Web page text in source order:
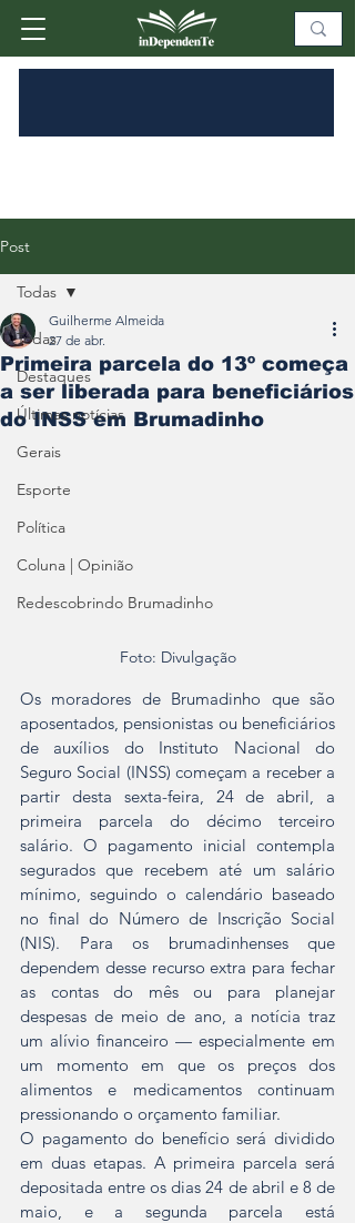
Post
Todas
Destaques
Últimas notícias
Gerais
Esporte
Política
Coluna | Opinião
Redescobrindo Brumadinho
Todas
Primeira parcela do 13º começa
a ser liberada para beneficiários
do INSS em Brumadinho
Guilherme Almeida
27 de abr.
Foto: Divulgação
Os moradores de Brumadinho que são
aposentados, pensionistas ou beneficiários
de auxílios do Instituto Nacional do
Seguro Social (INSS) começam a receber a
partir desta sexta-feira, 24 de abril, a
primeira parcela do décimo terceiro
salário. O pagamento inicial contempla
segurados que recebem até um salário
mínimo, seguindo o calendário baseado
no final do Número de Inscrição Social
(NIS). Para os brumadinhenses que
dependem desse recurso extra para fechar
as contas do mês ou para planejar
despesas de meio de ano, a notícia traz
um alívio financeiro — especialmente em
um momento em que os preços dos
alimentos e medicamentos continuam
pressionando o orçamento familiar.
O pagamento do benefício será dividido
em duas etapas. A primeira parcela será
depositada entre os dias 24 de abril e 8 de
maio, e a segunda parcela está